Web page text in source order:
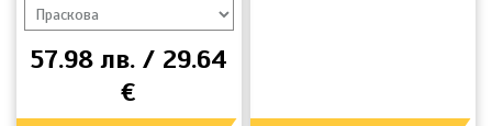
57.98 лв. / 29.64
€